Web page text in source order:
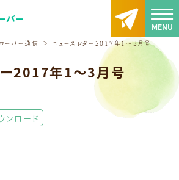
ーバー通信 ニュースレター2017年1～3月号
2017年1～3月号
ンロード